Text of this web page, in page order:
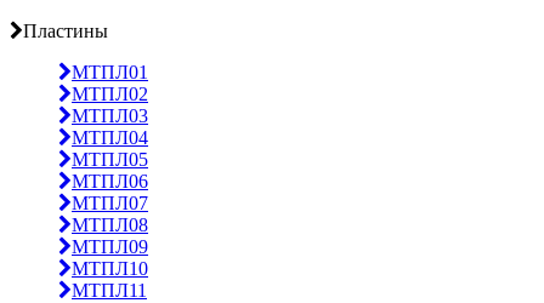
Пластины
МТПЛ01
МТПЛ02
МТПЛ03
МТПЛ04
МТПЛ05
МТПЛ06
МТПЛ07
МТПЛ08
МТПЛ09
МТПЛ10
МТПЛ11